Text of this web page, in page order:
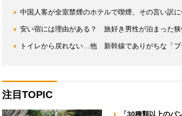
中国人客が全室禁煙のホテルで喫煙、その言い訳に
安い宿には理由がある？ 旅好き男性が泊まった
トイレから戻れない…他 新幹線でありがちな「プ
注目TOPIC
「30種類以上の